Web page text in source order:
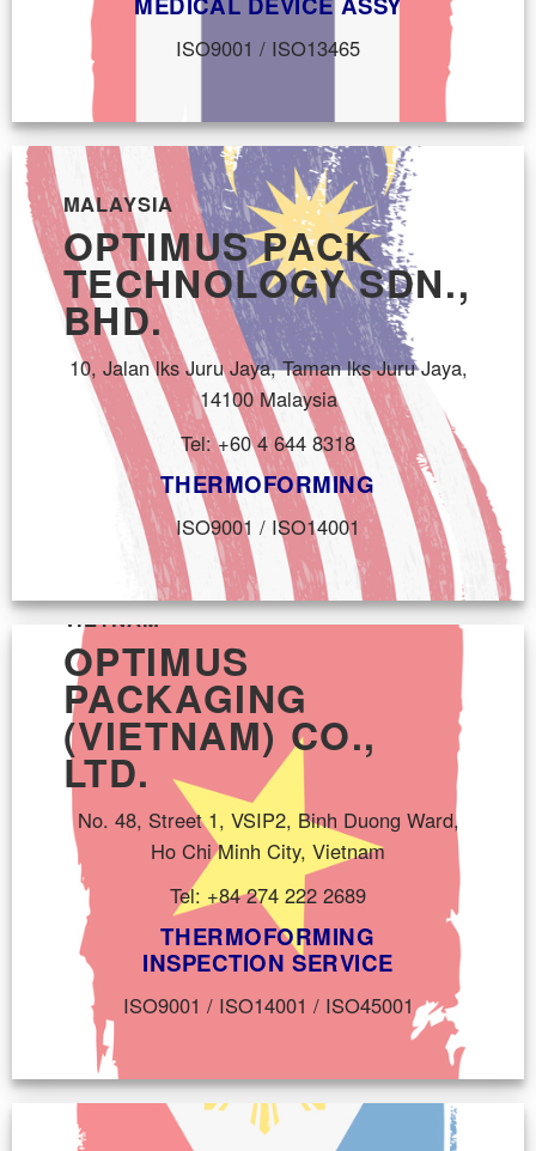
ISO9001 / ISO13465
MALAYSIA
OPTIMUS PACK
TECHNOLOGY SDN.,
BHD.
10, Jalan lks Juru Jaya, Taman lks Juru Jaya,
14100 Malaysia
Tel: +60 4 644 8318
THERMOFORMING
ISO9001 / ISO14001
VIETNAM
OPTIMUS
PACKAGING
(VIETNAM) CO.,
LTD.
No. 48, Street 1, VSIP2, Binh Duong Ward,
Ho Chi Minh City, Vietnam
Tel: +84 274 222 2689
THERMOFORMING
INSPECTION SERVICE
ISO9001 / ISO14001 / ISO45001